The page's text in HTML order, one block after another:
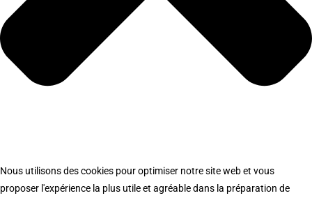
Nous utilisons des cookies pour optimiser notre site web et vous
proposer l'expérience la plus utile et agréable dans la préparation de